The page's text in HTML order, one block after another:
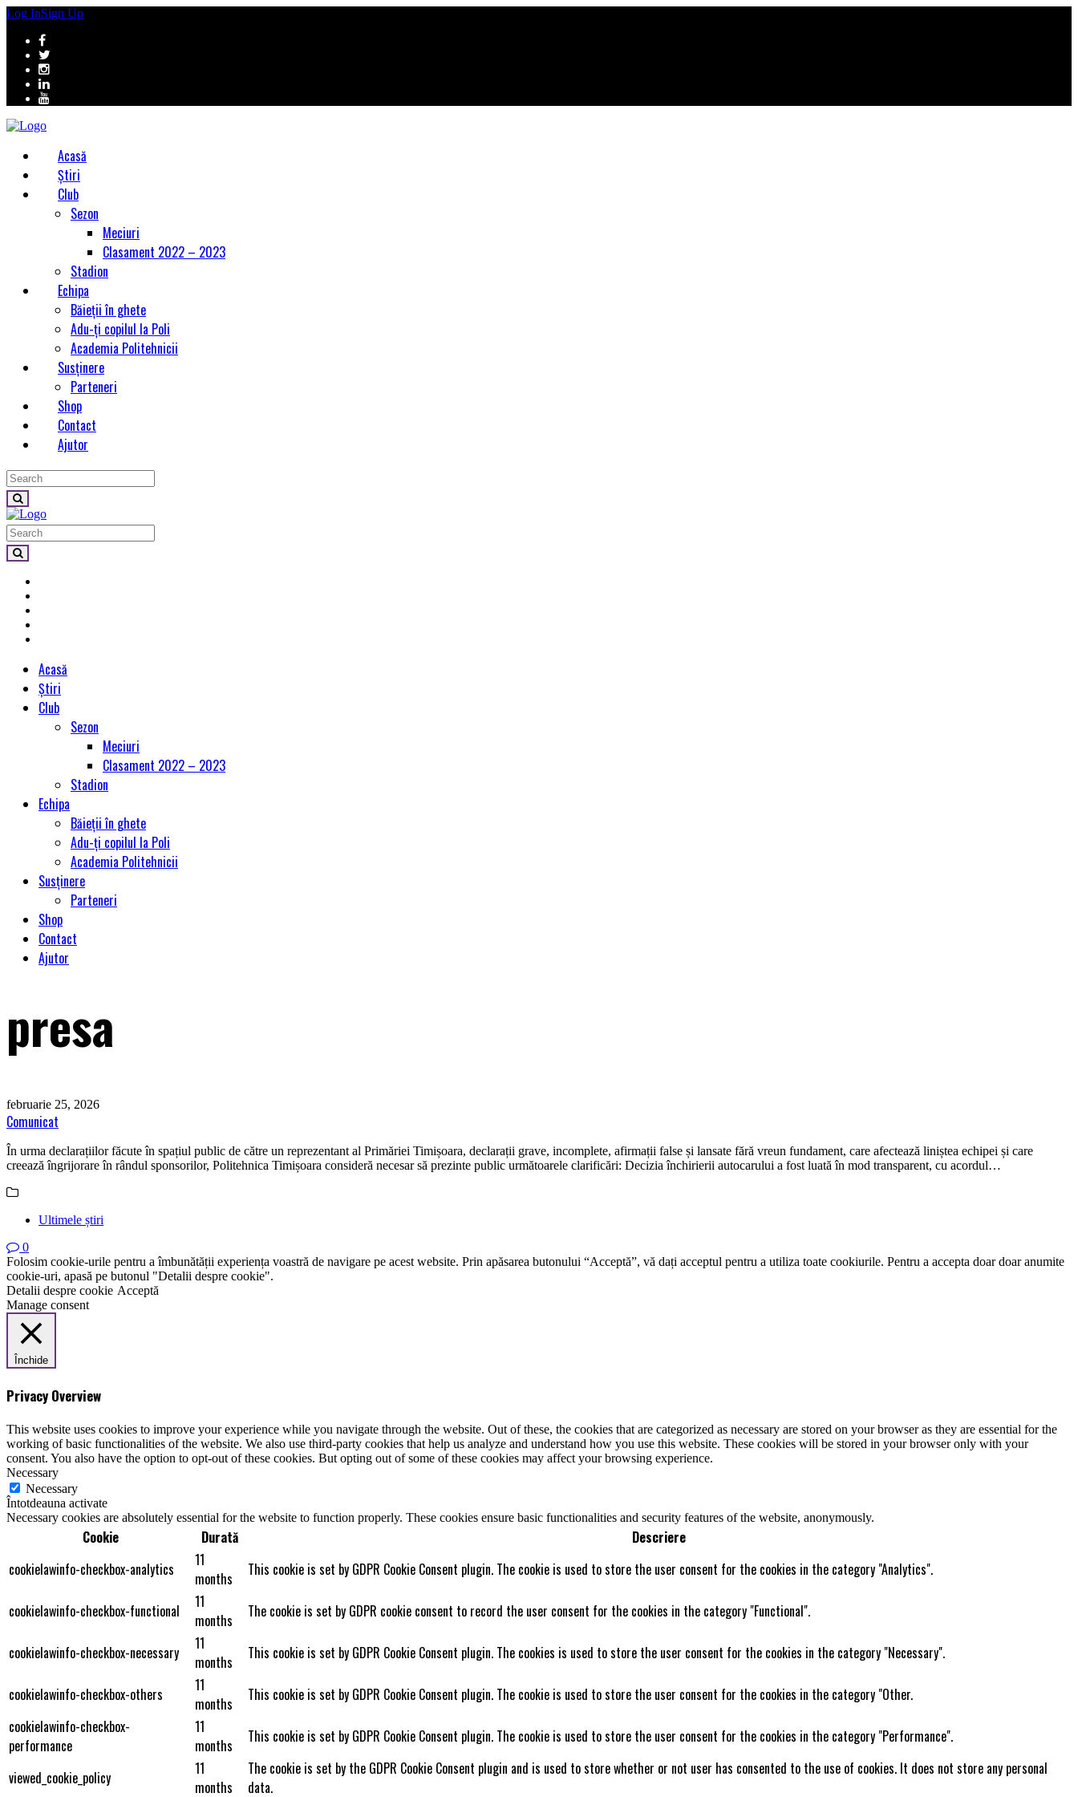
Log InSign Up
Acasă
Știri
Club
Sezon
Meciuri
Clasament 2022 – 2023
Stadion
Echipa
Băieții în ghete
Adu-ți copilul la Poli
Academia Politehnicii
Susținere
Parteneri
Shop
Contact
Ajutor
Acasă
Știri
Club
Sezon
Meciuri
Clasament 2022 – 2023
Stadion
Echipa
Băieții în ghete
Adu-ți copilul la Poli
Academia Politehnicii
Susținere
Parteneri
Shop
Contact
Ajutor
presa
februarie 25, 2026
Comunicat
În urma declarațiilor făcute în spațiul public de către un reprezentant al Primăriei Timișoara, declarații grave, incomplete, afirmații false și lansate fără vreun fundament, care afectează liniștea echipei și care
creează îngrijorare în rândul sponsorilor, Politehnica Timișoara consideră necesar să prezinte public următoarele clarificări: Decizia închirierii autocarului a fost luată în mod transparent, cu acordul…
Ultimele știri
0
Folosim cookie-urile pentru a îmbunătății experiența voastră de navigare pe acest website. Prin apăsarea butonului “Acceptă”, vă dați acceptul pentru a utiliza toate cookiurile. Pentru a accepta doar doar anumite
cookie-uri, apasă pe butonul "Detalii despre cookie".
Detalii despre cookie Acceptă
Manage consent
Închide
Privacy Overview
This website uses cookies to improve your experience while you navigate through the website. Out of these, the cookies that are categorized as necessary are stored on your browser as they are essential for the
working of basic functionalities of the website. We also use third-party cookies that help us analyze and understand how you use this website. These cookies will be stored in your browser only with your
consent. You also have the option to opt-out of these cookies. But opting out of some of these cookies may affect your browsing experience.
Necessary
Necessary
Întotdeauna activate
Necessary cookies are absolutely essential for the website to function properly. These cookies ensure basic functionalities and security features of the website, anonymously.
Cookie Durată
Descriere
cookielawinfo-checkbox-analytics
11
months
This cookie is set by GDPR Cookie Consent plugin. The cookie is used to store the user consent for the cookies in the category "Analytics".
cookielawinfo-checkbox-functional
11
months
The cookie is set by GDPR cookie consent to record the user consent for the cookies in the category "Functional".
cookielawinfo-checkbox-necessary
11
months
This cookie is set by GDPR Cookie Consent plugin. The cookies is used to store the user consent for the cookies in the category "Necessary".
cookielawinfo-checkbox-others
11
months
This cookie is set by GDPR Cookie Consent plugin. The cookie is used to store the user consent for the cookies in the category "Other.
cookielawinfo-checkbox-
performance
11
months
This cookie is set by GDPR Cookie Consent plugin. The cookie is used to store the user consent for the cookies in the category "Performance".
viewed_cookie_policy
11
months
The cookie is set by the GDPR Cookie Consent plugin and is used to store whether or not user has consented to the use of cookies. It does not store any personal
data.